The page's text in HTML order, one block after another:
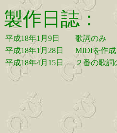
製作日誌：
平成18年1月9日
歌詞のみ
平成18年1月28日
MIDIを作成
平成18年4月15日
２番の歌